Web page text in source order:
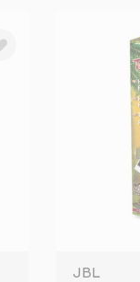
JBL